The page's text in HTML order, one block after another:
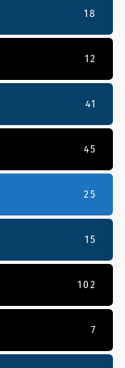
18
12
41
45
25
15
102
7